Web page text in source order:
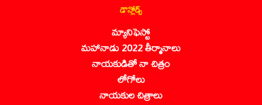
డౌన్లోడ్స్
మ్యానిఫెస్టో
మహానాడు 2022 తీర్మానాలు
నాయకుడితో నా చిత్రం
లోగోలు
నాయకుల చిత్రాలు